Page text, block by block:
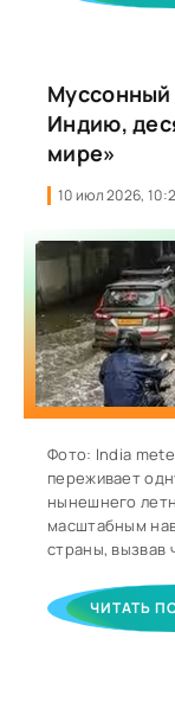
Муссонный
Индию,
мире»
10 июл 2026,
Фото: India
переживает
нынешнего
масштабным
страны, вызвав
транспортные
департамент
ЧИТАТЬ